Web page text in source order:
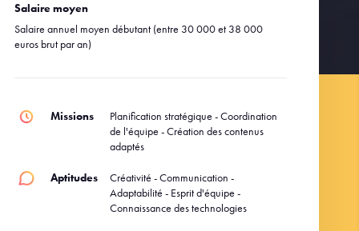
Salaire moyen
Salaire annuel moyen débutant (entre 30 000 et 38 000
euros brut par an)
Missions
Planification stratégique - Coordination
de l'équipe - Création des contenus
adaptés
Aptitudes
Créativité - Communication -
Adaptabilité - Esprit d'équipe -
Connaissance des technologies